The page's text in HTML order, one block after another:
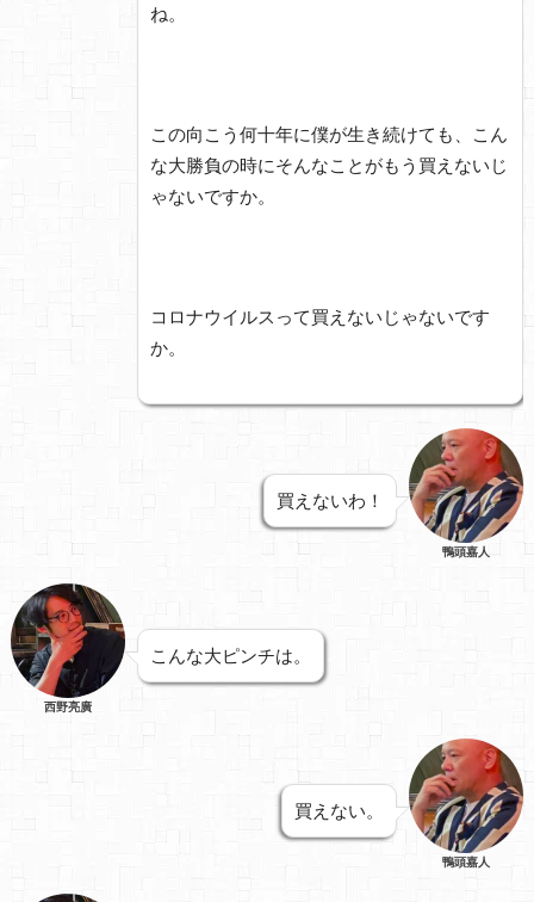
ね。
この向こう何十年に僕が生き続けても、こん
な大勝負の時にそんなことがもう買えないじ
ゃないですか。
コロナウイルスって買えないじゃないです
か。
買えないわ！
鴨頭嘉人
西野亮廣
こんな大ピンチは。
買えない。
鴨頭嘉人